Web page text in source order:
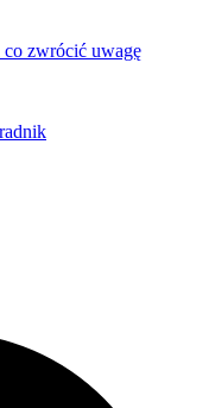
co zwrócić uwagę